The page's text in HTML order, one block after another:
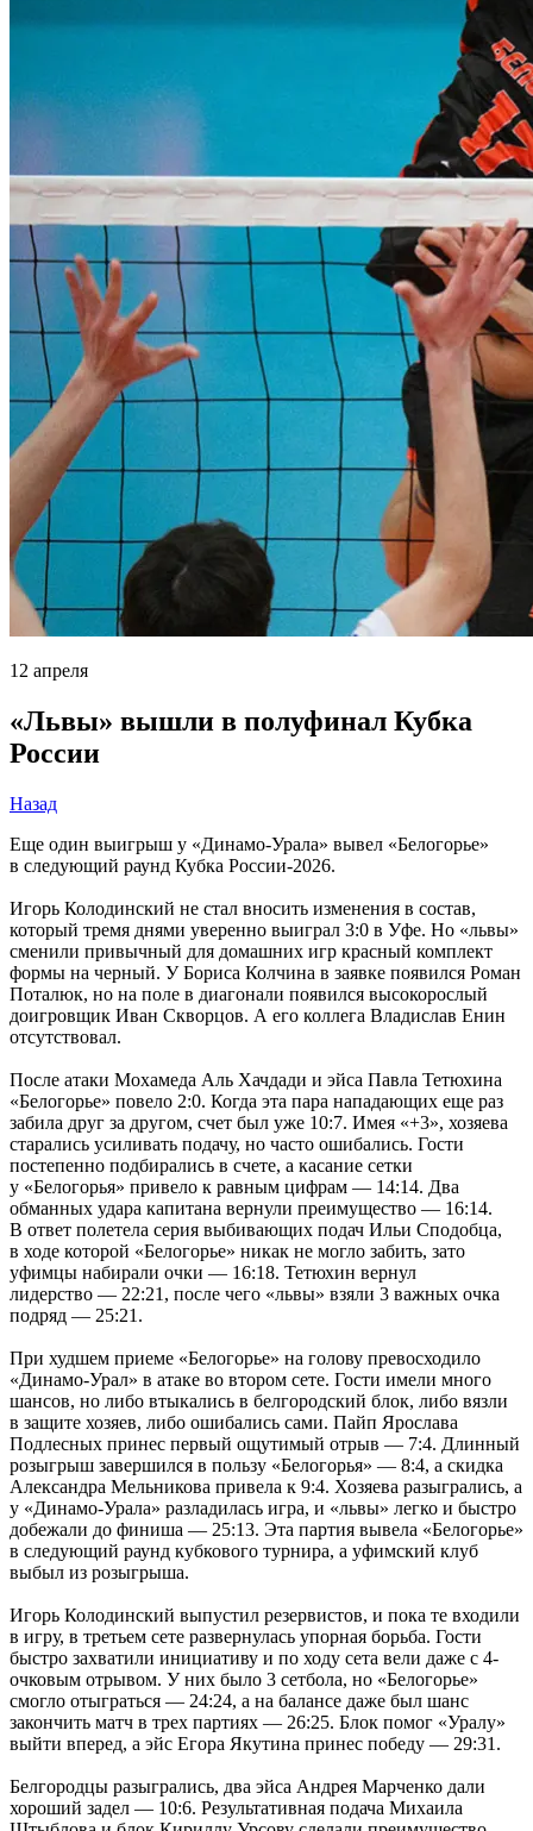
12 апреля
«Львы» вышли в полуфинал Кубка
России
Назад
Еще один выигрыш у «Динамо-Урала» вывел «Белогорье»
в следующий раунд Кубка России-2026.
Игорь Колодинский не стал вносить изменения в состав,
который тремя днями уверенно выиграл 3:0 в Уфе. Но «львы»
сменили привычный для домашних игр красный комплект
формы на черный. У Бориса Колчина в заявке появился Роман
Поталюк, но на поле в диагонали появился высокорослый
доигровщик Иван Скворцов. А его коллега Владислав Енин
отсутствовал.
После атаки Мохамеда Аль Хачдади и эйса Павла Тетюхина
«Белогорье» повело 2:0. Когда эта пара нападающих еще раз
забила друг за другом, счет был уже 10:7. Имея «+3», хозяева
старались усиливать подачу, но часто ошибались. Гости
постепенно подбирались в счете, а касание сетки
у «Белогорья» привело к равным цифрам — 14:14. Два
обманных удара капитана вернули преимущество — 16:14.
В ответ полетела серия выбивающих подач Ильи Сподобца,
в ходе которой «Белогорье» никак не могло забить, зато
уфимцы набирали очки — 16:18. Тетюхин вернул
лидерство — 22:21, после чего «львы» взяли 3 важных очка
подряд — 25:21.
При худшем приеме «Белогорье» на голову превосходило
«Динамо-Урал» в атаке во втором сете. Гости имели много
шансов, но либо втыкались в белгородский блок, либо вязли
в защите хозяев, либо ошибались сами. Пайп Ярослава
Подлесных принес первый ощутимый отрыв — 7:4. Длинный
розыгрыш завершился в пользу «Белогорья» — 8:4, а скидка
Александра Мельникова привела к 9:4. Хозяева разыгрались, а
у «Динамо-Урала» разладилась игра, и «львы» легко и быстро
добежали до финиша — 25:13. Эта партия вывела «Белогорье»
в следующий раунд кубкового турнира, а уфимский клуб
выбыл из розыгрыша.
Игорь Колодинский выпустил резервистов, и пока те входили
в игру, в третьем сете развернулась упорная борьба. Гости
быстро захватили инициативу и по ходу сета вели даже с 4-
очковым отрывом. У них было 3 сетбола, но «Белогорье»
смогло отыграться — 24:24, а на балансе даже был шанс
закончить матч в трех партиях — 26:25. Блок помог «Уралу»
выйти вперед, а эйс Егора Якутина принес победу — 29:31.
Белгородцы разыгрались, два эйса Андрея Марченко дали
хороший задел — 10:6. Результативная подача Михаила